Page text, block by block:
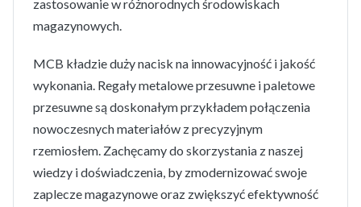
zastosowanie w różnorodnych środowiskach
magazynowych.
MCB kładzie duży nacisk na innowacyjność i jakość
wykonania. Regały metalowe przesuwne i paletowe
przesuwne są doskonałym przykładem połączenia
nowoczesnych materiałów z precyzyjnym
rzemiosłem. Zachęcamy do skorzystania z naszej
wiedzy i doświadczenia, by zmodernizować swoje
zaplecze magazynowe oraz zwiększyć efektywność